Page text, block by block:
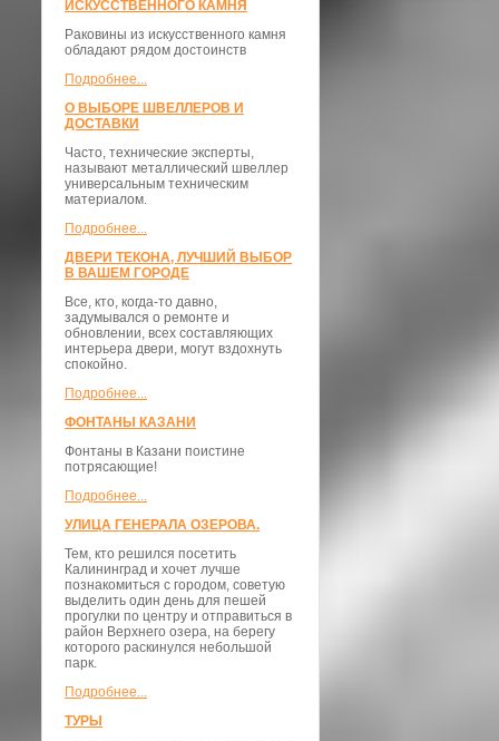
ИСКУССТВЕННОГО КАМНЯ
Раковины из искусственного камня
обладают рядом достоинств
Подробнее...
О ВЫБОРЕ ШВЕЛЛЕРОВ И
ДОСТАВКИ
​Часто, технические эксперты,
называют металлический швеллер
универсальным техническим
материалом.
Подробнее...
ДВЕРИ ТЕКОНА, ЛУЧШИЙ ВЫБОР
В ВАШЕМ ГОРОДЕ
Все, кто, когда-то давно,
задумывался о ремонте и
обновлении, всех составляющих
интерьера двери, могут вздохнуть
спокойно.
Подробнее...
ФОНТАНЫ КАЗАНИ
Фонтаны в Казани поистине
потрясающие!
Подробнее...
УЛИЦА ГЕНЕРАЛА ОЗЕРОВА.
Тем, кто решился посетить
Калининград и хочет лучше
познакомиться с городом, советую
выделить один день для пешей
прогулки по центру и отправиться в
район Верхнего озера, на берегу
которого раскинулся небольшой
парк.
Подробнее...
ТУРЫ